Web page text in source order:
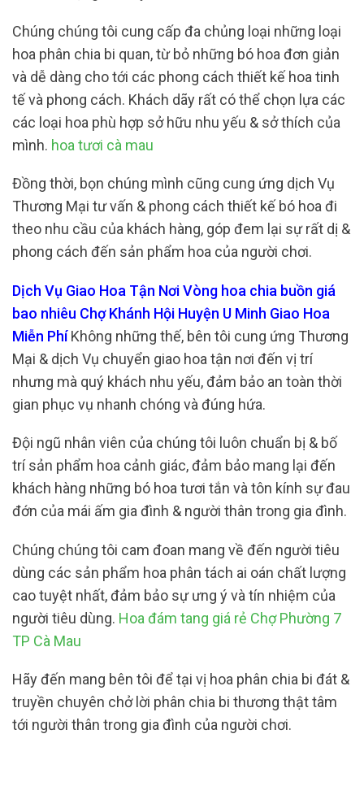
Chúng chúng tôi cung cấp đa chủng loại những loại
hoa phân chia bi quan, từ bỏ những bó hoa đơn giản
và dễ dàng cho tới các phong cách thiết kế hoa tinh
tế và phong cách. Khách dãy rất có thể chọn lựa các
các loại hoa phù hợp sở hữu nhu yếu & sở thích của
mình. hoa tươi cà mau
Đồng thời, bọn chúng mình cũng cung ứng dịch Vụ
Thương Mại tư vấn & phong cách thiết kế bó hoa đi
theo nhu cầu của khách hàng, góp đem lại sự rất dị &
phong cách đến sản phẩm hoa của người chơi.
Dịch Vụ Giao Hoa Tận Nơi Vòng hoa chia buồn giá
bao nhiêu Chợ Khánh Hội Huyện U Minh Giao Hoa
Miễn PhíKhông những thế, bên tôi cung ứng Thương
Mại & dịch Vụ chuyển giao hoa tận nơi đến vị trí
nhưng mà quý khách nhu yếu, đảm bảo an toàn thời
gian phục vụ nhanh chóng và đúng hứa.
Đội ngũ nhân viên của chúng tôi luôn chuẩn bị & bố
trí sản phẩm hoa cảnh giác, đảm bảo mang lại đến
khách hàng những bó hoa tươi tắn và tôn kính sự đau
đớn của mái ấm gia đình & người thân trong gia đình.
Chúng chúng tôi cam đoan mang về đến người tiêu
dùng các sản phẩm hoa phân tách ai oán chất lượng
cao tuyệt nhất, đảm bảo sự ưng ý và tín nhiệm của
người tiêu dùng. Hoa đám tang giá rẻ Chợ Phường 7
TP Cà Mau
Hãy đến mang bên tôi để tại vị hoa phân chia bi đát &
truyền chuyên chở lời phân chia bi thương thật tâm
tới người thân trong gia đình của người chơi.